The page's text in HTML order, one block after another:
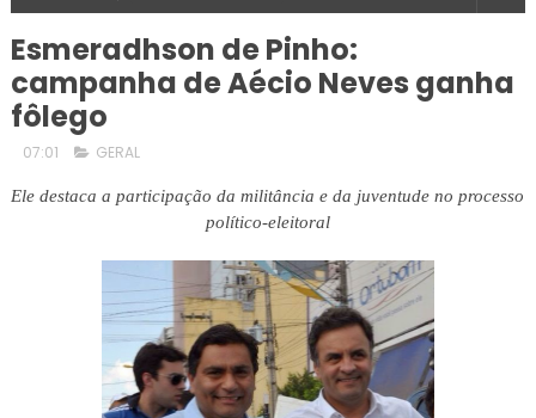
Esmeradhson de Pinho:
campanha de Aécio Neves ganha
fôlego
07:01 GERAL
Ele destaca a participação da militância e da juventudeno processo
político-eleitoral